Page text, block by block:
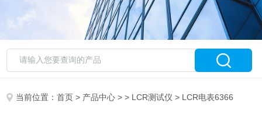
当前位置：首页 > 产品中心 > > LCR测试仪 > LCR电表6366